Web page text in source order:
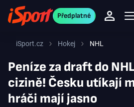
Předplatné
iSport.cz Hokej NHL
Peníze za draft do
cizině! Česku utíkají
hráči mají jasno